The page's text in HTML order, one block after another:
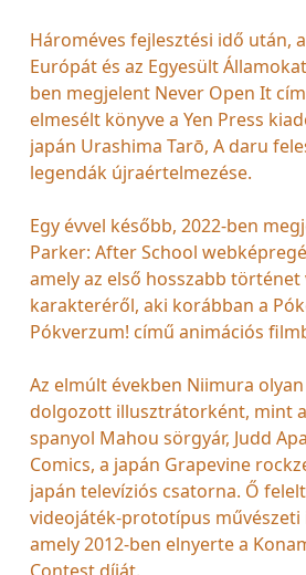
Hároméves fejlesztési idő után,
Európát és az Egyesült
ben megjelent Never Open It
elmesélt könyve a Yen Press
japán Urashima Tarō, A daru
legendák újraértelmezése.
Egy évvel később, 2022-ben
Parker: After School
amely az első hosszabb
karakteréről, aki korábban a
Pókverzum! című animációs
Az elmúlt években Niimura
dolgozott illusztrátorként, mint a
spanyol Mahou sörgyár, Judd
Comics, a japán Grapevine
japán televíziós csatorna. Ő
videojáték-prototípus művészeti
amely 2012-ben elnyerte a